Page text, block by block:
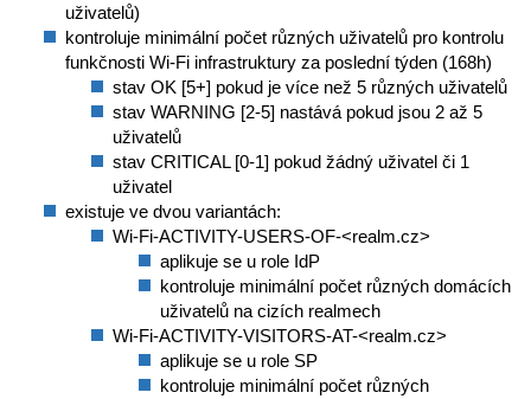
uživatelů)
kontroluje minimální počet různých uživatelů pro kontrolu
funkčnosti Wi-Fi infrastruktury za poslední týden (168h)
stav OK [5+] pokud je více než 5 různých uživatelů
stav WARNING [2-5] nastává pokud jsou 2 až 5
uživatelů
stav CRITICAL [0-1] pokud žádný uživatel či 1
uživatel
existuje ve dvou variantách:
Wi-Fi-ACTIVITY-USERS-OF-<realm.cz>
aplikuje se u role IdP
kontroluje minimální počet různých domácích
uživatelů na cizích realmech
Wi-Fi-ACTIVITY-VISITORS-AT-<realm.cz>
aplikuje se u role SP
kontroluje minimální počet různých